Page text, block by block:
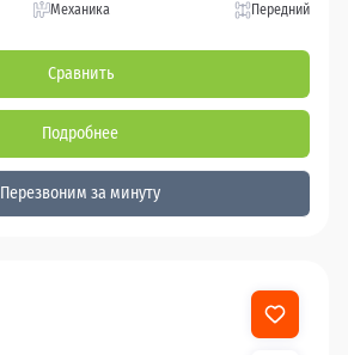
Механика Передний
Сравнить
Подробнее
Перезвоним за минуту